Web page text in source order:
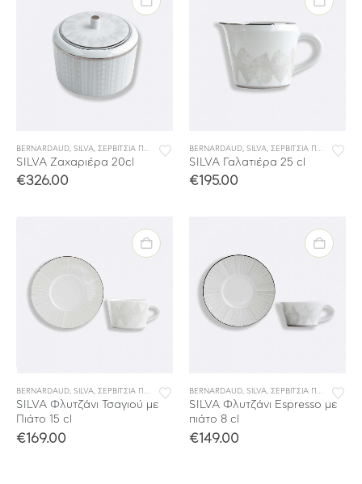
BERNARDAUD SILVA ΣΕΡΒΙΤΣΙΑ ΠΟΡΣΕΛΑΝΗΣ ,ΣΕΡΒΙΤΣΙΑ ΦΑΓΗΤΟΥ
SILVA Ζαχαριέρα 20cl
€326.00
BERNARDAUD SILVA ΣΕΡΒΙΤΣΙΑ ΠΟΡΣΕΛΑΝΗΣ
SILVA Γαλατιέρα 25 cl
€195.00
BERNARDAUD, SILVA, ΣΕΡΒΙΤΣΙΑ ΠΟΡΣΕΛΑΝΗΣ ,ΣΕΡΒΙΤΣΙΑ ΦΑΓΗΤΟΥ
SILVA Φλυτζάνι Τσαγιού με
Πιάτο 15 cl
€169.00
BERNARDAUD, SILVA, ΣΕΡΒΙΤΣΙΑ ΠΟΡΣΕΛΑΝΗΣ
SILVA Φλυτζάνι Espresso με
πιάτο 8 cl
€149.00